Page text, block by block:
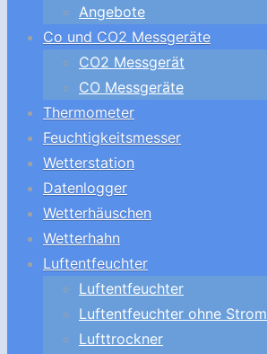
Angebote
Co und CO2 Messgeräte
CO2 Messgerät
CO Messgeräte
Thermometer
Feuchtigkeitsmesser
Wetterstation
Datenlogger
Wetterhäuschen
Wetterhahn
Luftentfeuchter
Luftentfeuchter
Luftentfeuchter ohne Strom
Lufttrockner